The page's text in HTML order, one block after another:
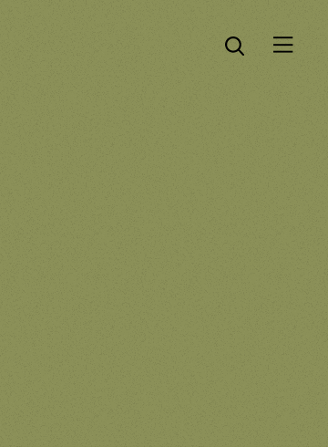
Öppna sök
Öppna menyn